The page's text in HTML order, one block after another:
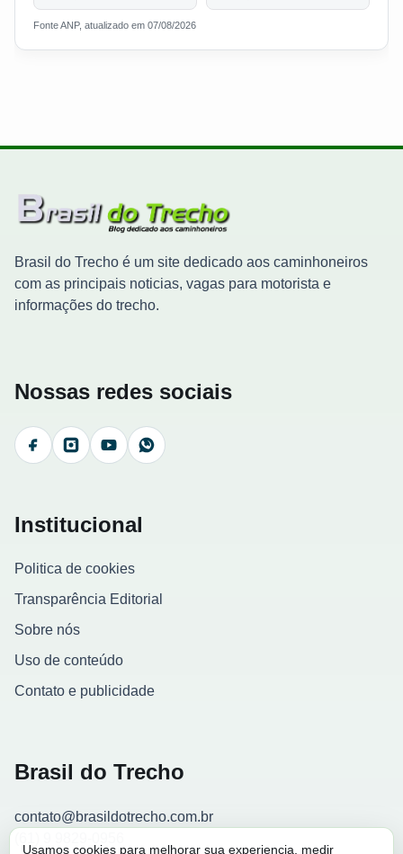
Fonte ANP, atualizado em 07/08/2026
Brasil do Trecho é um site dedicado aos caminhoneiros
com as principais noticias, vagas para motorista e
informações do trecho.
Nossas redes sociais
FacebookInstagramYouTubeWhatsApp
Institucional
Politica de cookies
Transparência Editorial
Sobre nós
Uso de conteúdo
Contato e publicidade
Brasil do Trecho
contato@brasildotrecho.com.br
Usamos cookies para melhorar sua experiencia, medir